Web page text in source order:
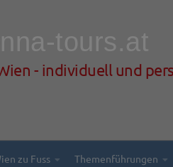
tours.at
- individuell und
zu Fuss Themenführungen